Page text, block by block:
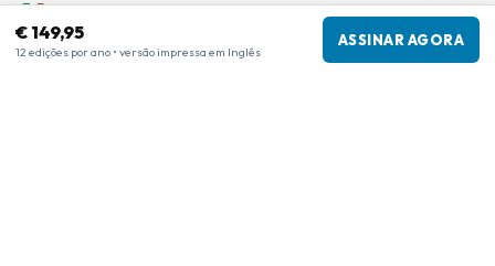
€ 149,95
12 edições por ano • versão impressa em Inglês
ASSINAR AGORA
www.rivisteininglese.it
www.papermagazines.com